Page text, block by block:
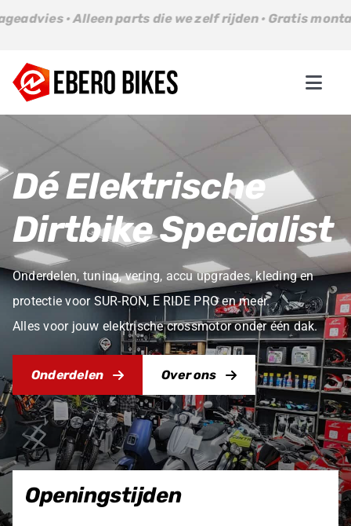
inhoud
die we zelf rijden · Gratis montageadvies ·
Bikes
About us
Contact
Winkelwagen
Producten
zoeken
Dé Elektrische
Dirtbike Specialist
Onderdelen, tuning, vering, accu upgrades, kleding en
protectie voor SUR-RON, E RIDE PRO en meer.
Alles voor jouw elektrische crossmotor onder één dak.
Onderdelen Over ons
Openingstijden